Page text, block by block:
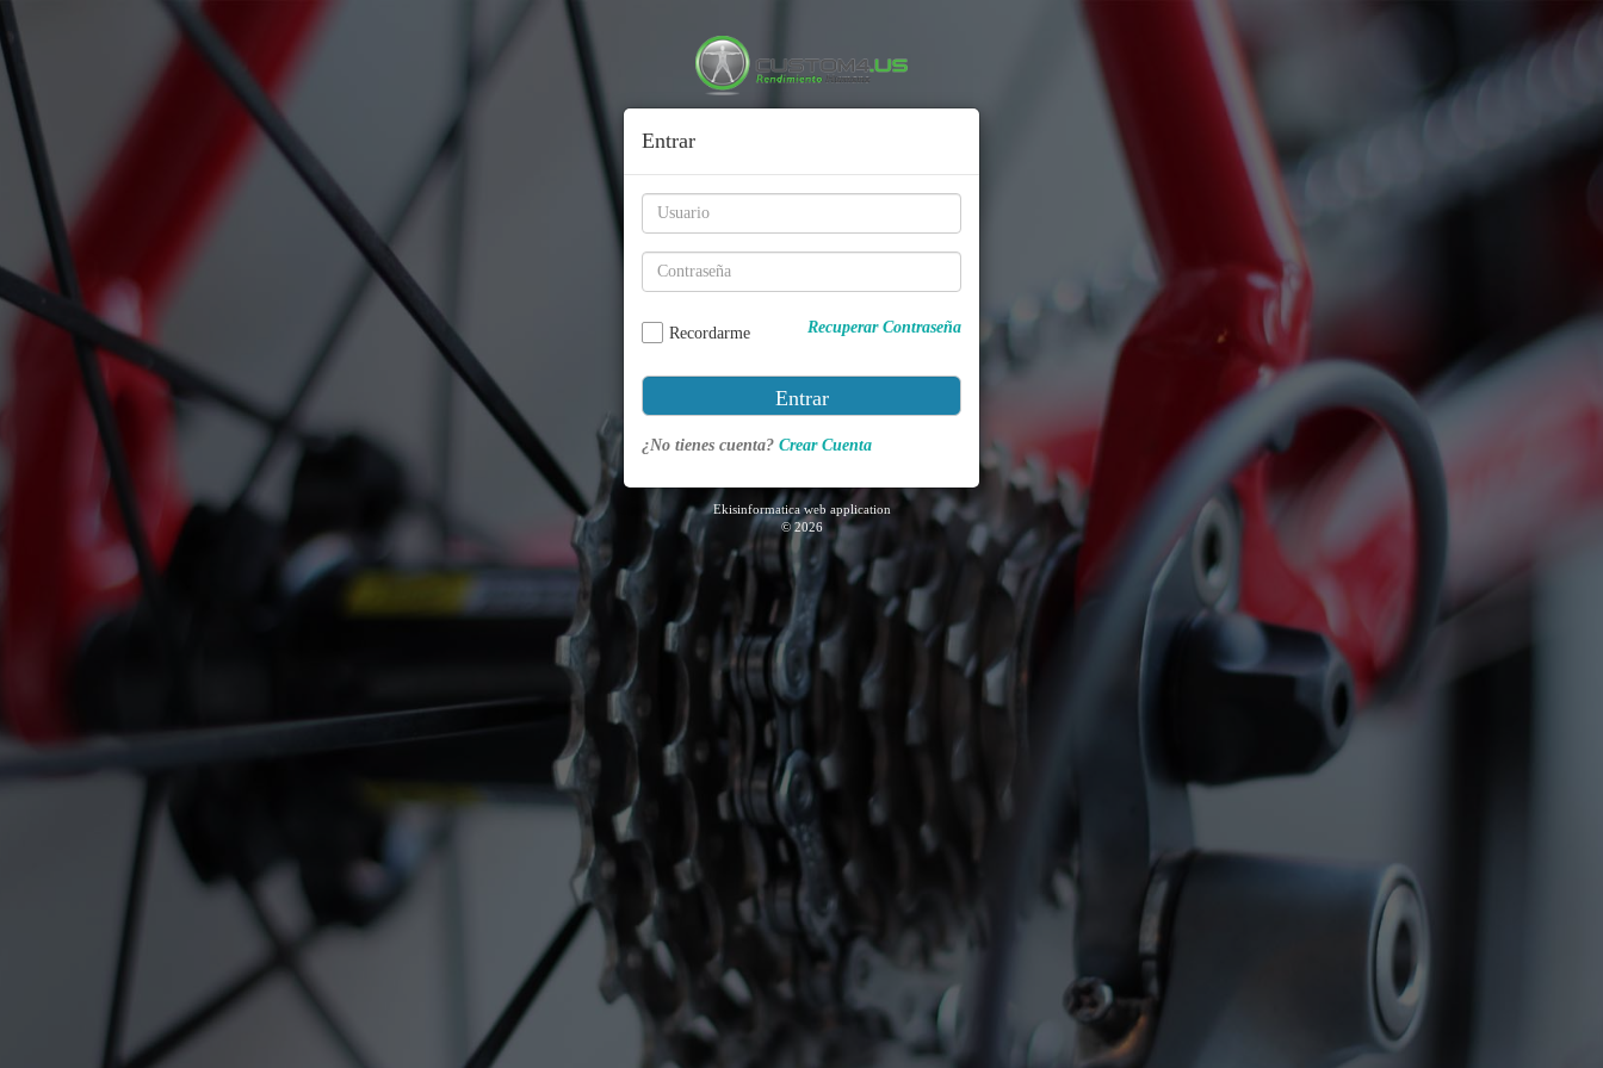
Entrar
Recordarme Recuperar Contraseña
Entrar
¿No tienes cuenta? Crear Cuenta
Ekisinformatica web application
© 2026